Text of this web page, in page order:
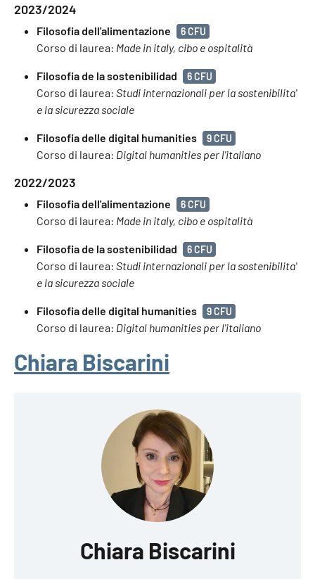
2023/2024
Filosofia dell'alimentazione 6 CFU
Corso di laurea: Made in italy, cibo e ospitalità
Filosofia de la sostenibilidad 6 CFU
Corso di laurea: Studi internazionali per la sostenibilita'
e la sicurezza sociale
Filosofia delle digital humanities 9 CFU
Corso di laurea: Digital humanities per l'italiano
2022/2023
Filosofia dell'alimentazione 6 CFU
Corso di laurea: Made in italy, cibo e ospitalità
Filosofia de la sostenibilidad 6 CFU
Corso di laurea: Studi internazionali per la sostenibilita'
e la sicurezza sociale
Filosofia delle digital humanities 9 CFU
Corso di laurea: Digital humanities per l'italiano
Chiara Biscarini
Chiara Biscarini